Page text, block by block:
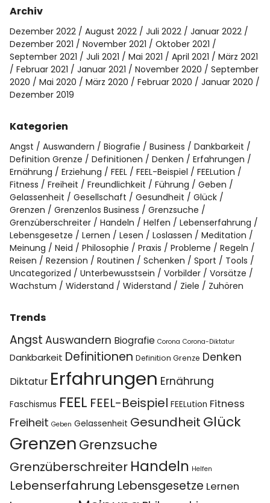
Archiv
Dezember 2022 August 2022 Juli 2022
Januar 2022
Dezember 2021
November 2021
Oktober 2021
September 2021
Juli 2021 Mai 2021 April 2021
März 2021
Februar 2021
Januar 2021 November 2020
September
2020
Mai 2020 März 2020 Februar 2020
Januar 2020
Dezember 2019
Kategorien
Angst Auswandern Biografie Business
Dankbarkeit
Definition Grenze
Definitionen Denken
Erfahrungen
Ernährung
Erziehung FEEL FEEL-Beispiel
FEELution
Fitness
Freiheit Freundlichkeit Führung
Geben
Gelassenheit
Gesellschaft Gesundheit
Glück
Grenzen
Grenzenlos Business
Grenzsuche
Grenzüberschreiter
Handeln Helfen
Lebenserfahrung
Lebensgesetze
Lernen Lesen Loslassen
Meditation
Meinung
Neid Philosophie Praxis Probleme
Regeln
Reisen
Rezension Routinen Schenken Sport
Tools
Uncategorized
Unterbewusstsein Vorbilder
Vorsätze
Wachstum
Widerstand Widerstand Ziele Zuhören
Trends
Angst Auswandern Biografie Corona Corona-Diktatur
Dankbarkeit Definitionen Definition Grenze Denken
Diktatur Erfahrungen Ernährung
Faschismus FEEL FEEL-Beispiel FEELution Fitness
Freiheit Geben Gelassenheit Gesundheit Glück
Grenzen Grenzsuche
Grenzüberschreiter Handeln Helfen
Lebenserfahrung Lebensgesetze Lernen